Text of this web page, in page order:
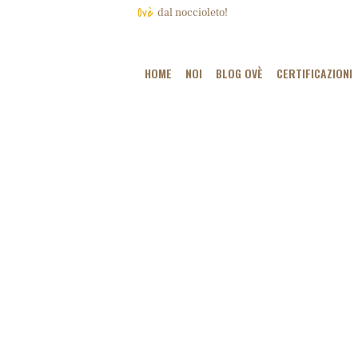
Ovè dal noccioleto!
HOME NOI BLOG OVÈ CERTIFICAZIONI